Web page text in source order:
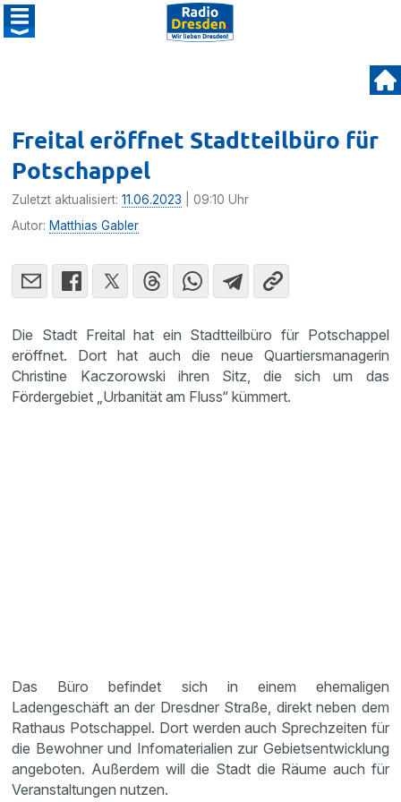
Freital eröffnet Stadtteilbüro für
Potschappel
Zuletzt aktualisiert:11.06.2023 | 09:10 Uhr
Autor: Matthias Gabler
Die Stadt Freital hat ein Stadtteilbüro für Potschappel
eröffnet. Dort hat auch die neue Quartiersmanagerin
Christine Kaczorowski ihren Sitz, die sich um das
Fördergebiet „Urbanität am Fluss“ kümmert.
Das Büro befindet sich in einem ehemaligen
Ladengeschäft an der Dresdner Straße, direkt neben dem
Rathaus Potschappel. Dort werden auch Sprechzeiten für
die Bewohner und Infomaterialien zur Gebietsentwicklung
angeboten. Außerdem will die Stadt die Räume auch für
Veranstaltungen nutzen.